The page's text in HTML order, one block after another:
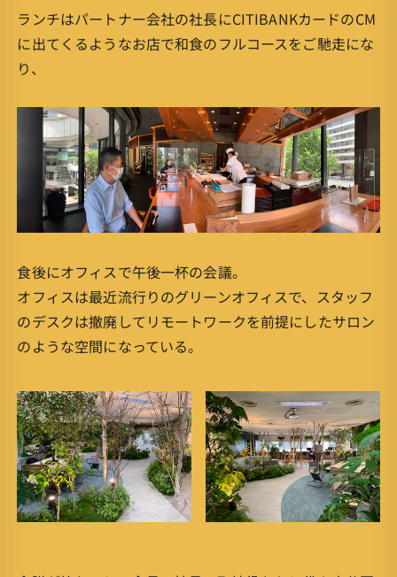
ランチはパートナー会社の社長にCITIBANKカードのCM
に出てくるようなお店で和食のフルコースをご馳走にな
り、
食後にオフィスで午後一杯の会議。
オフィスは最近流行りのグリーンオフィスで、スタッフ
のデスクは撤廃してリモートワークを前提にしたサロン
のような空間になっている。